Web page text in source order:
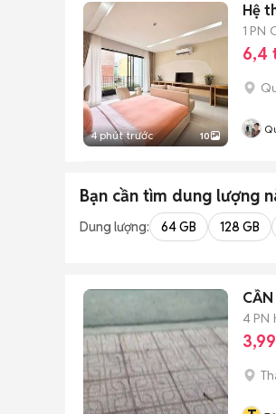
4 phút trước 10
Hệ
1 PN
6,4
Bạn cần tìm dung lượng
Dung lượng: 64 GB 128 GB
4 PN